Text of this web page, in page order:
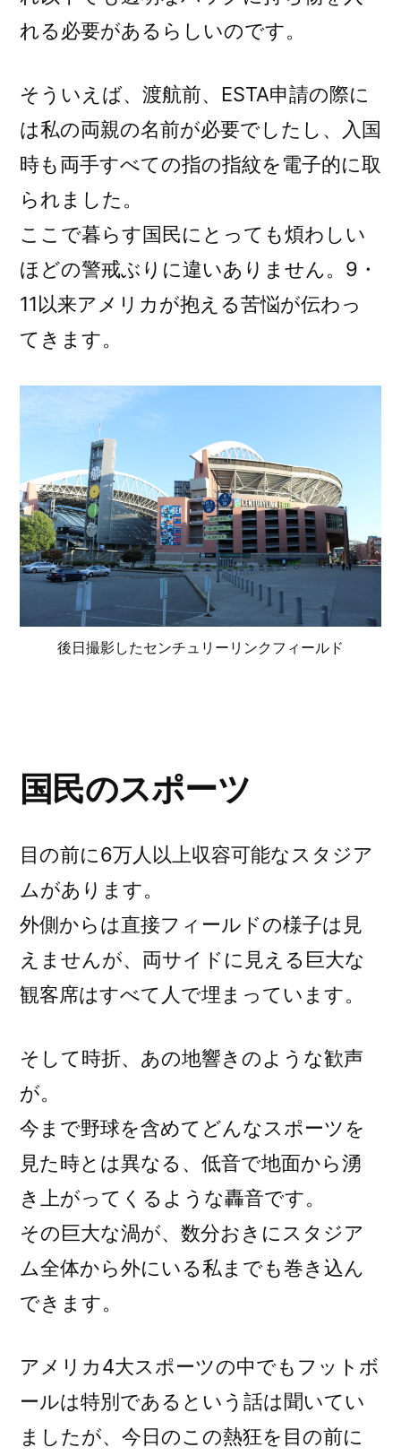
れる必要があるらしいのです。
そういえば、渡航前、ESTA申請の際に
は私の両親の名前が必要でしたし、入国
時も両手すべての指の指紋を電子的に取
られました。
ここで暮らす国民にとっても煩わしい
ほどの警戒ぶりに違いありません。9・
11以来アメリカが抱える苦悩が伝わっ
てきます。
後日撮影したセンチュリーリンクフィールド
国民のスポーツ
目の前に6万人以上収容可能なスタジア
ムがあります。
外側からは直接フィールドの様子は見
えませんが、両サイドに見える巨大な
観客席はすべて人で埋まっています。
そして時折、あの地響きのような歓声
が。
今まで野球を含めてどんなスポーツを
見た時とは異なる、低音で地面から湧
き上がってくるような轟音です。
その巨大な渦が、数分おきにスタジア
ム全体から外にいる私までも巻き込ん
できます。
アメリカ4大スポーツの中でもフットボ
ールは特別であるという話は聞いてい
ましたが、今日のこの熱狂を目の前に